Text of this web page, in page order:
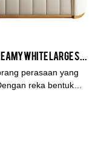
perasaan yang
reka bentuk